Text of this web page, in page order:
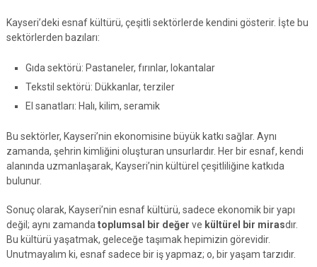
Kayseri’deki esnaf kültürü, çeşitli sektörlerde kendini gösterir. İşte bu
sektörlerden bazıları:
Gıda sektörü: Pastaneler, fırınlar, lokantalar
Tekstil sektörü: Dükkanlar, terziler
El sanatları: Halı, kilim, seramik
Bu sektörler, Kayseri’nin ekonomisine büyük katkı sağlar. Aynı
zamanda, şehrin kimliğini oluşturan unsurlardır. Her bir esnaf, kendi
alanında uzmanlaşarak, Kayseri’nin kültürel çeşitliliğine katkıda
bulunur.
Sonuç olarak, Kayseri’nin esnaf kültürü, sadece ekonomik bir yapı
değil; aynı zamanda toplumsal bir değer ve kültürel bir mirasdır.
Bu kültürü yaşatmak, geleceğe taşımak hepimizin görevidir.
Unutmayalım ki, esnaf sadece bir iş yapmaz; o, bir yaşam tarzıdır.